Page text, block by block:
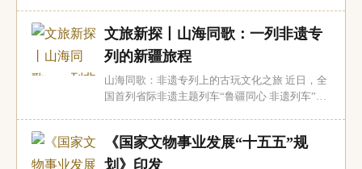
级非遗代表性项目——木偶戏（大朗杖头木偶
戏）为核心，通过“传统非遗筑基、数字科创赋
印技...
文旅新探丨山海同歌：一列非遗专
列的新疆旅程
山海同歌：非遗专列上的古玩文化之旅 近日，全
国首列省际非遗主题列车“鲁疆同心 非遗列车”圆
玩收藏盛宴，展示了山东与新疆两地丰富的非物
质文化遗产。 非遗专列：流动的文化宝库 7月14
《国家文物事业发展“十五五”规
划》印发